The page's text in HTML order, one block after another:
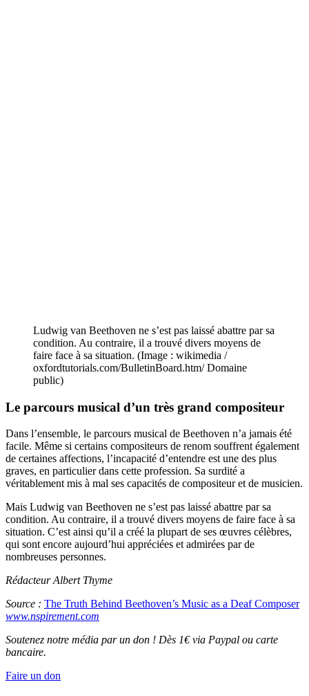
Ludwig van Beethoven ne s’est pas laissé abattre par sa
condition. Au contraire, il a trouvé divers moyens de
faire face à sa situation. (Image : wikimedia /
oxfordtutorials.com/BulletinBoard.htm/ Domaine
public)
Le parcours musical d’un très grand compositeur
Dans l’ensemble, le parcours musical de Beethoven n’a jamais été
facile. Même si certains compositeurs de renom souffrent également
de certaines affections, l’incapacité d’entendre est une des plus
graves, en particulier dans cette profession. Sa surdité a
véritablement mis à mal ses capacités de compositeur et de musicien.
Mais Ludwig van Beethoven ne s’est pas laissé abattre par sa
condition. Au contraire, il a trouvé divers moyens de faire face à sa
situation. C’est ainsi qu’il a créé la plupart de ses œuvres célèbres,
qui sont encore aujourd’hui appréciées et admirées par de
nombreuses personnes.
Rédacteur Albert Thyme
Source : The Truth Behind Beethoven’s Music as a Deaf Composer
www.nspirement.com
Soutenez notre média par un don ! Dès 1€ via Paypal ou carte
bancaire.
Faire un don